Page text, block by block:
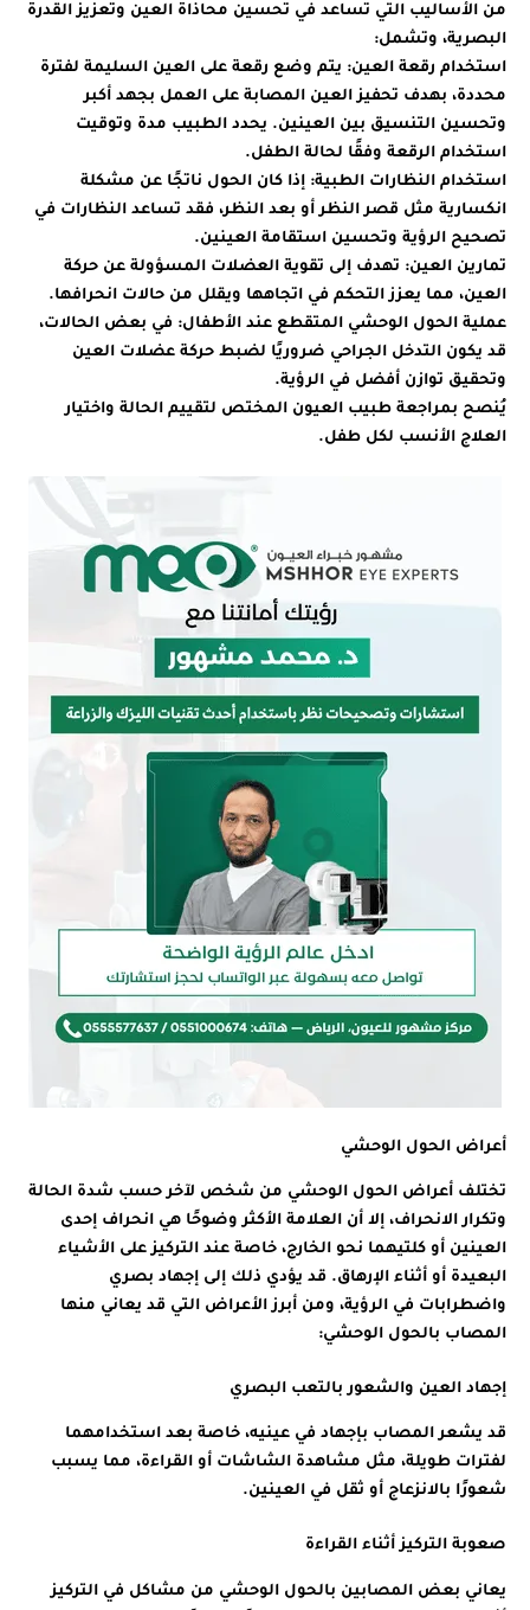
من الأساليب التي تساعد في تحسين محاذاة العين وتعزيز القدرة
البصرية، وتشمل:
استخدام رقعة العين: يتم وضع رقعة على العين السليمة لفترة
محددة، بهدف تحفيز العين المصابة على العمل بجهد أكبر
وتحسين التنسيق بين العينين. يحدد الطبيب مدة وتوقيت
استخدام الرقعة وفقًا لحالة الطفل.
استخدام النظارات الطبية: إذا كان الحول ناتجًا عن مشكلة
انكسارية مثل قصر النظر أو بعد النظر، فقد تساعد النظارات في
تصحيح الرؤية وتحسين استقامة العينين.
تمارين العين: تهدف إلى تقوية العضلات المسؤولة عن حركة
العين، مما يعزز التحكم في اتجاهها ويقلل من حالات انحرافها.
عملية الحول الوحشي المتقطع عند الأطفال: في بعض الحالات،
قد يكون التدخل الجراحي ضروريًا لضبط حركة عضلات العين
وتحقيق توازن أفضل في الرؤية.
يُنصح بمراجعة طبيب العيون المختص لتقييم الحالة واختيار
العلاج الأنسب لكل طفل.
أعراض الحول الوحشي
تختلف أعراض الحول الوحشي من شخص لآخر حسب شدة الحالة
وتكرار الانحراف، إلا أن العلامة الأكثر وضوحًا هي انحراف إحدى
العينين أو كلتيهما نحو الخارج، خاصة عند التركيز على الأشياء
البعيدة أو أثناء الإرهاق. قد يؤدي ذلك إلى إجهاد بصري
واضطرابات في الرؤية، ومن أبرز الأعراض التي قد يعاني منها
المصاب بالحول الوحشي:
إجهاد العين والشعور بالتعب البصري
قد يشعر المصاب بإجهاد في عينيه، خاصة بعد استخدامهما
لفترات طويلة، مثل مشاهدة الشاشات أو القراءة، مما يسبب
شعورًا بالانزعاج أو ثقل في العينين.
صعوبة التركيز أثناء القراءة
يعاني بعض المصابين بالحول الوحشي من مشاكل في التركيز